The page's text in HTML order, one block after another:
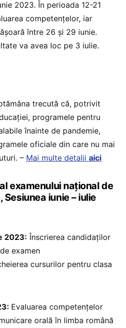
2023. În perioada 12-21
competențelor, iar
între 26 și 29 iunie.
va avea loc pe 3 iulie.
trecută că, potrivit
programele pentru
înainte de pandemie,
oficiale din care nu mai
– Mai multe detalii aici
examenului național de
iunie – iulie
2023: Înscrierea candidaților
examen
cursurilor pentru clasa
Evaluarea competențelor
orală în limba română